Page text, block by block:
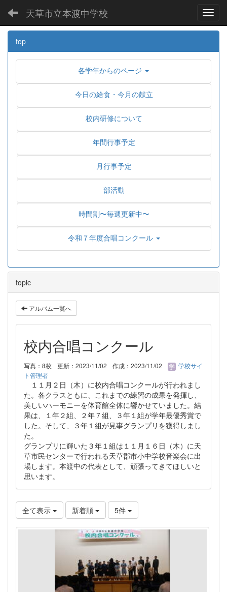
天草市立本渡中学校
top
各学年からのページ
今日の給食・今月の献立
校内研修について
年間行事予定
月行事予定
部活動
時間割〜毎週更新中〜
令和７年度合唱コンクール
topic
アルバム一覧へ
校内合唱コンクール
写真：8枚 更新：2023/11/02 作成：2023/11/02
学校サイ
ト管理者
１１月２日（木）に校内合唱コンクールが行われまし
た。各クラスともに、これまでの練習の成果を発揮し、
美しいハーモニーを体育館全体に響かせていました。結
果は、１年２組、２年７組、３年１組が学年最優秀賞で
した。そして、３年１組が見事グランプリを獲得しまし
た。
グランプリに輝いた３年１組は１１月１６日（木）に天
草市民センターで行われる天草郡市小中学校音楽会に出
場します。本渡中の代表として、頑張ってきてほしいと
思います。
全て表示 新着順 5件